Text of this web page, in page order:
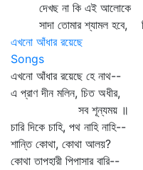
দেখছ না কি এই আলোকে
সাদা তোমার শ্যামল হবে,
এখনো আঁধার রয়েছে
Songs
এখনো আঁধার রয়েছে হে নাথ--
এ প্রাণ দীন মলিন, চিত অধীর,
সব শূন্যময় ॥
চারি দিকে চাহি, পথ নাহি নাহি--
শান্তি কোথা, কোথা আলয়?
কোথা তাপহারী পিপাসার বারি--